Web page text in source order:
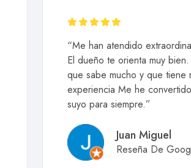
“Me han atendido
El dueño te orienta muy
que sabe mucho y que tiene
experiencia Me he
suyo para siempre.”
Juan Miguel
Reseña De